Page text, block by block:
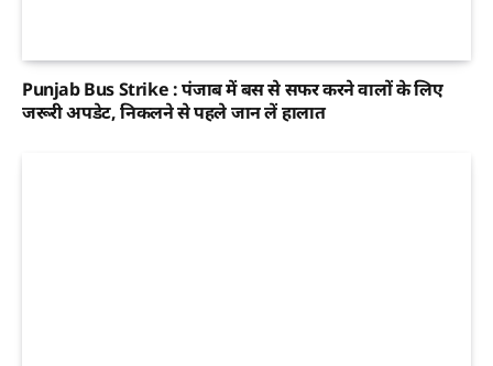
Punjab Bus Strike : पंजाब में बस से सफर करने वालों के लिए
जरूरी अपडेट, निकलने से पहले जान लें हालात